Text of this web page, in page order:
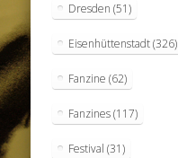
Dresden (51)
Eisenhüttenstadt(326)
Fanzine (62)
Fanzines(117)
Festival (31)